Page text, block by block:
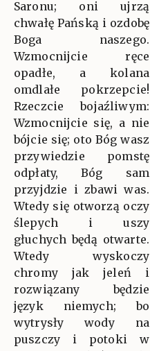
Saronu; oni ujrzą
chwałę Pańską i ozdobę
Boga naszego.
Wzmocnijcie ręce
opadłe, a kolana
omdlałe pokrzepcie!
Rzeczcie bojaźliwym:
Wzmocnijcie się, a nie
bójcie się; oto Bóg wasz
przywiedzie pomstę
odpłaty, Bóg sam
przyjdzie i zbawi was.
Wtedy się otworzą oczy
ślepych i uszy
głuchych będą otwarte.
Wtedy wyskoczy
chromy jak jeleń i
rozwiązany będzie
język niemych; bo
wytrysły wody na
puszczy i potoki w